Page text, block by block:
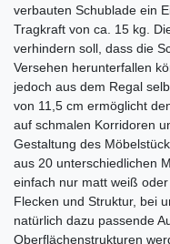
verbauten Schublade ein
Tragkraft von ca. 15 kg.
verhindern soll, dass die
Versehen herunterfallen
jedoch aus dem Regal
von 11,5 cm ermöglicht
auf schmalen Korridoren
Gestaltung des
aus 20 unterschiedlichen
einfach nur matt weiß
Flecken und Struktur, bei
natürlich dazu passende
Oberflächenstrukturen